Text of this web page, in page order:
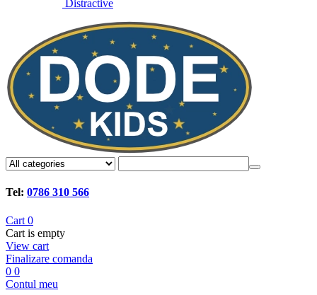
Distractive
Tel: 0786 310 566
Cart 0
Cart is empty
View cart
Finalizare comanda
0 0
Contul meu